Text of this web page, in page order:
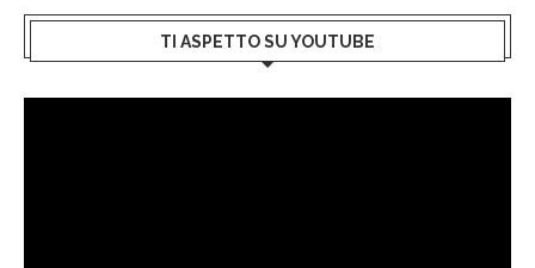
TI ASPETTO SU YOUTUBE